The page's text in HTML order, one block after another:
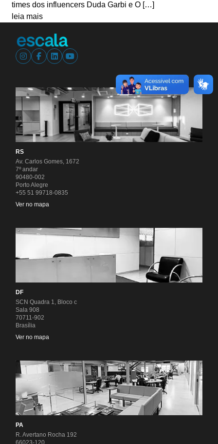
times dos influencers Duda Garbi e O […]
leia mais
RS
Av. Carlos Gomes, 1672
7º andar
90480-002
Porto Alegre
+55 51 99718-0835
Ver no mapa
DF
SCN Quadra 1, Bloco c
Sala 908
70711-902
Brasília
Ver no mapa
PA
R. Avertano Rocha 192
66023-120